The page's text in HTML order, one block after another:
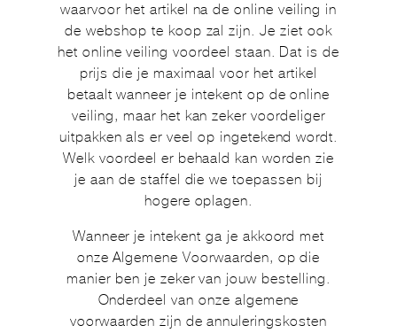
waarvoor het artikel na de online veiling in
de webshop te koop zal zijn. Je ziet ook
het online veiling voordeel staan. Dat is de
prijs die je maximaal voor het artikel
betaalt wanneer je intekent op de online
veiling, maar het kan zeker voordeliger
uitpakken als er veel op ingetekend wordt.
Welk voordeel er behaald kan worden zie
je aan de staffel die we toepassen bij
hogere oplagen.
Wanneer je intekent ga je akkoord met
onze Algemene Voorwaarden, op die
manier ben je zeker van jouw bestelling.
Onderdeel van onze algemene
voorwaarden zijn de annuleringskosten